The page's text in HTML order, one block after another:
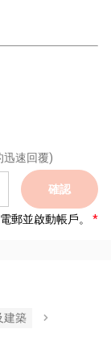
迅速回覆)
確認
郵並啟動帳戶。
建築